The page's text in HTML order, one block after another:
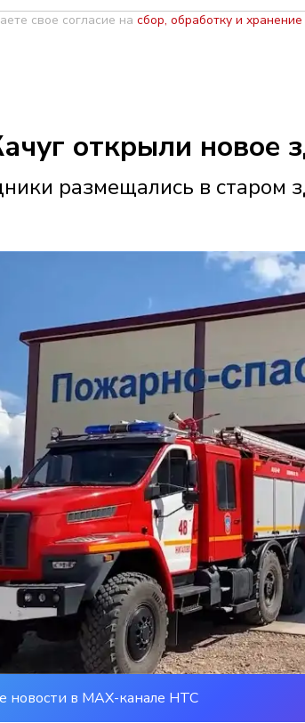
свое согласие на сбор, обработку и
открыли новое
размещались в старом
новости в MAX-канале НТС